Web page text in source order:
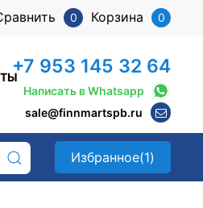
Корзина 0
0
+7 953 145 32 64
Написать в Whatsapp
sale@finnmartspb.ru
Избранное(1)